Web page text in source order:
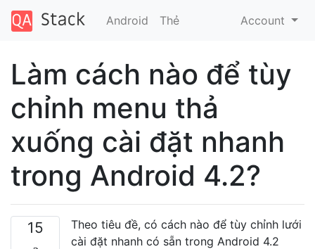
Android Thẻ Account
Làm cách nào để tùy
chỉnh menu thả
xuống cài đặt nhanh
trong Android 4.2?
15
Theo tiêu đề, có cách nào để tùy chỉnh lưới
cài đặt nhanh có sẵn trong Android 4.2